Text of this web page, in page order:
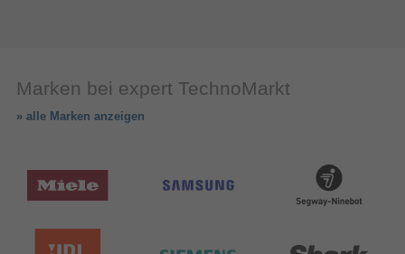
Marken bei expert TechnoMarkt
» alle Marken anzeigen